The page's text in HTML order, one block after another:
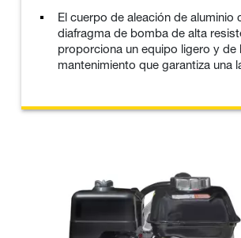
El cuerpo de aleación de aluminio
diafragma de bomba de alta
proporciona un equipo ligero y de
mantenimiento que garantiza una